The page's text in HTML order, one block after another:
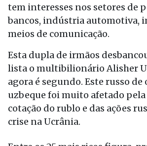
tem interesses nos setores de
bancos, indústria automotiva,
meios de comunicação.
Esta dupla de irmãos
lista o multibilionário Alisher
agora é segundo. Este russo
uzbeque foi muito afetado pela
cotação do rublo e das ações
crise na Ucrânia.